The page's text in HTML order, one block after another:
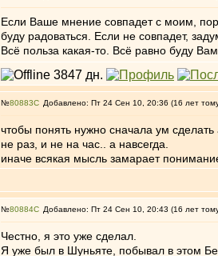
Если Ваше мнение совпадет с моим,
буду радоваться. Если не совпадет,
Всё польза какая-то. Всё равно буду
№80883 Добавлено: Пт 24 Сен 10, 20:36 (16 лет
чтобы понять нужно сначала ум
не раз, и не на час.. а навсегда.
иначе всякая мысль замарает
№80884 Добавлено: Пт 24 Сен 10, 20:43 (16 лет
Честно, я это уже сделал.
Я уже был в Шуньяте, побывал в этом